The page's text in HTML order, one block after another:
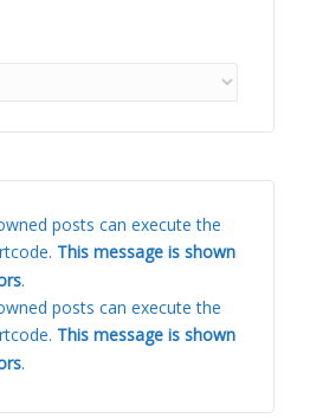
posts can execute the
This message is shown
.
posts can execute the
This message is shown
.